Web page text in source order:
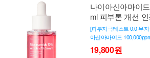
나이아신아마이
ml 피부톤 개선
[피부자극테스트 0.0 무
아신아마이드
19,800원